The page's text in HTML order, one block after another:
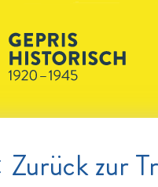
Zurück zur